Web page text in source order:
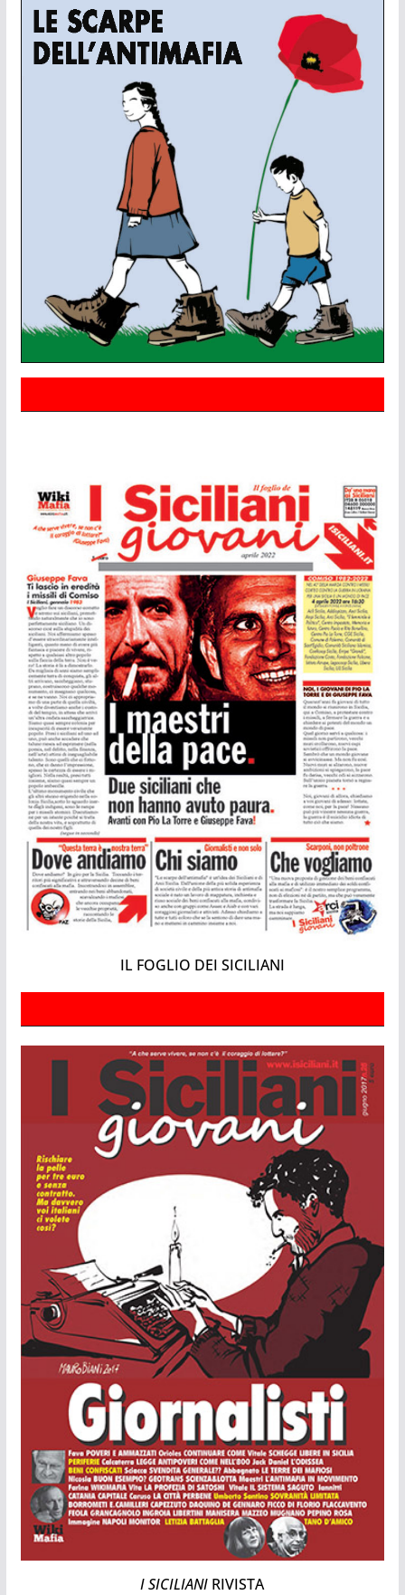
IL FOGLIO DEI SICILIANI
I SICILIANI RIVISTA